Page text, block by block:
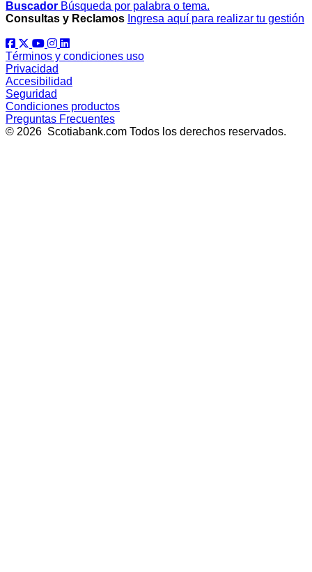
Buscador Búsqueda por palabra o tema.
Consultas y Reclamos Ingresa aquí para realizar tu gestión
Términos y condiciones uso
Privacidad
Accesibilidad
Seguridad
Condiciones productos
Preguntas Frecuentes
© 2026 Scotiabank.com Todos los derechos reservados.